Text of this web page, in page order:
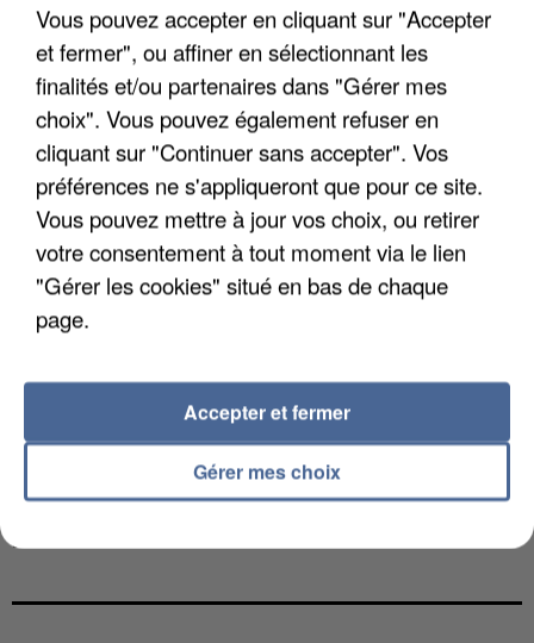
APRÈS TOUTES CES CANICULES, LES REFUGES
DE FAUNE SAUVAGE SONT...
MAFIA INTERPELLÉ EN ALGÉRIE
Vous pouvez accepter en cliquant sur "Accepter
et fermer", ou affiner en sélectionnant les
finalités et/ou partenaires dans "Gérer mes
choix". Vous pouvez également refuser en
cliquant sur "Continuer sans accepter". Vos
préférences ne s'appliqueront que pour ce site.
Vous pouvez mettre à jour vos choix, ou retirer
votre consentement à tout moment via le lien
"Gérer les cookies" situé en bas de chaque
page.
Gérer mes choix
Accepter et fermer